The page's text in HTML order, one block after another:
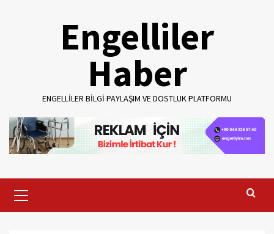
Engelliler
Haber
ENGELLILER BILGI PAYLAŞIM VE DOSTLUK PLATFORMU
Menu